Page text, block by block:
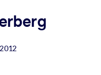
Belegschaft auf.
2012